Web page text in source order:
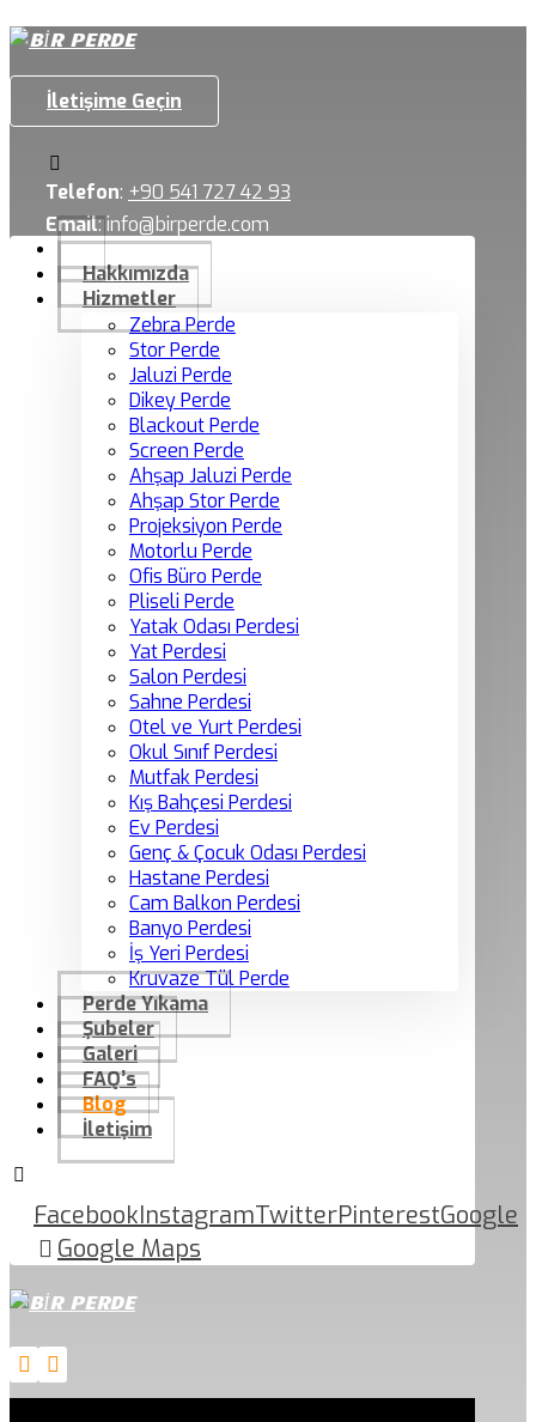
İletişime Geçin
Telefon: +90 541 727 42 93
Email:info@birperde.com
Hakkımızda
Hizmetler
Zebra Perde
Stor Perde
Jaluzi Perde
Dikey Perde
Blackout Perde
Screen Perde
Ahşap Jaluzi Perde
Ahşap Stor Perde
Projeksiyon Perde
Motorlu Perde
Ofis Büro Perde
Pliseli Perde
Yatak Odası Perdesi
Yat Perdesi
Salon Perdesi
Sahne Perdesi
Otel ve Yurt Perdesi
Okul Sınıf Perdesi
Mutfak Perdesi
Kış Bahçesi Perdesi
Ev Perdesi
Genç & Çocuk Odası Perdesi
Hastane Perdesi
Cam Balkon Perdesi
Banyo Perdesi
İş Yeri Perdesi
Kruvaze Tül Perde
Perde Yıkama
Şubeler
Galeri
FAQ’s
Blog
İletişim
FacebookInstagramTwitterPinterestGoogle
Google Maps